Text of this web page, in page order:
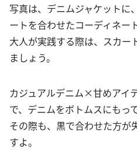
写真は、デニムジャケットに
ートを合わせたコーディネート
大人が実践する際は、スカー
ましょう。
カジュアルデニム×甘めアイ
で、デニムをボトムスにもっ
その際も、黒で合わせた方が
すよ。